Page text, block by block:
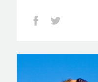
Facebook